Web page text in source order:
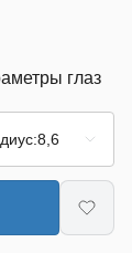
глаз
8,6